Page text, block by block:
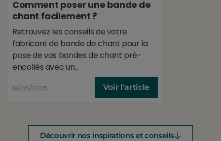
Comment poser une bande de
chant facilement ?
Retrouvez les conseils de votre
fabricant de bande de chant pour la
pose de vos bandes de chant pré-
encollés avec un...
18/06/2025 Voir l'article
Découvrir nos inspirations et conseils